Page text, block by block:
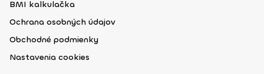
BMI kalkulačka
Ochrana osobných údajov
Obchodné podmienky
Nastavenia cookies